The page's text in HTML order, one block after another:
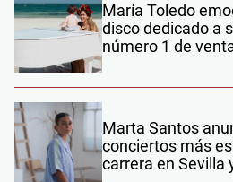
María Toledo
disco dedicado a
número 1 de
Marta Santos
conciertos más
carrera en Sevilla